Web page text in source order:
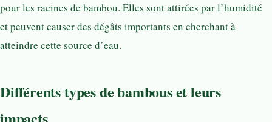
pour les racines de bambou. Elles sont attirées par l’humidité
et peuvent causer des dégâts importants en cherchant à
atteindre cette source d’eau.
Différents types de bambous et leurs